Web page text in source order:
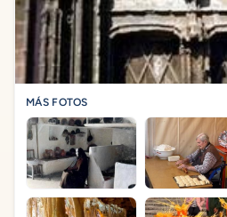
MÁS FOTOS